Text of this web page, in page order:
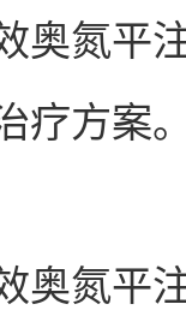
奥氮平
疗方案
奥氮平